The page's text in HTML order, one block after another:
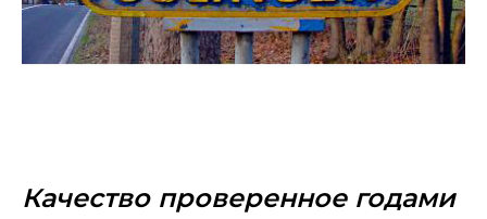
Качество проверенное годами